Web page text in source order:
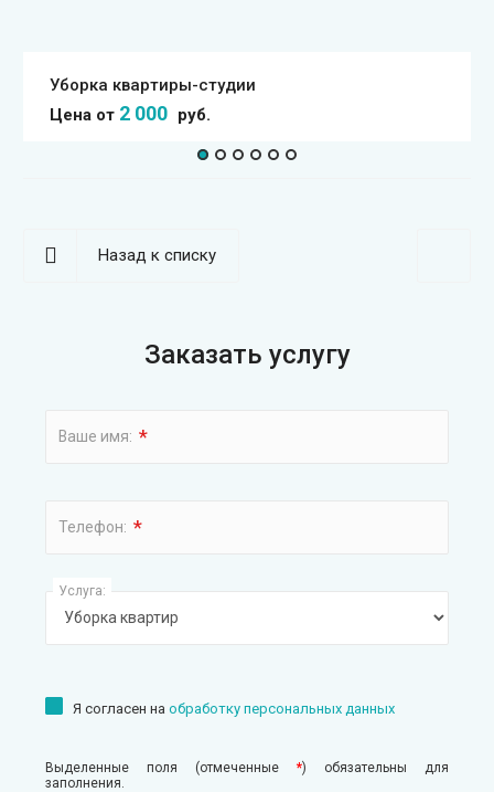
Уборка квартиры-студии
Цена от 2 000 руб.
Назад к списку
Заказать услугу
Ваше имя: *
Телефон: *
Услуга:
Я согласен на обработку персональных данных
Выделенные поля (отмеченные *) обязательны для
заполнения.